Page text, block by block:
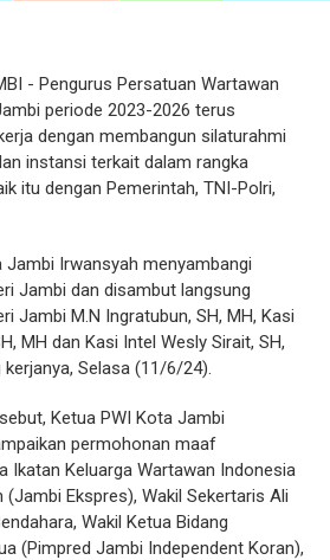
- Pengurus Persatuan Wartawan
periode 2023-2026 terus
dengan membangun silaturahmi
instansi terkait dalam rangka
itu dengan Pemerintah, TNI-Polri,
Jambi Irwansyah menyambangi
Jambi dan disambut langsung
Jambi M.N Ingratubun, SH, MH, Kasi
MH dan Kasi Intel Wesly Sirait, SH,
Selasa (11/6/24).
Ketua PWI Kota Jambi
permohonan maaf
Ikatan Keluarga Wartawan Indonesia
(Jambi Ekspres), Wakil Sekertaris Ali
Wakil Ketua Bidang
(Pimpred Jambi Independent Koran),